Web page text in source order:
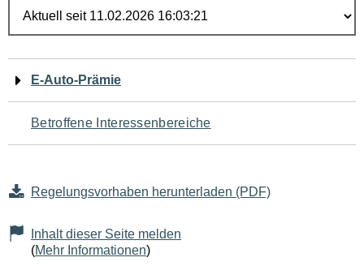
Navigation
für
den
Seiteninhalt
E-Auto-Prämie
Betroffene Interessenbereiche
Regelungsvorhaben herunterladen (PDF)
Inhalt dieser Seite melden
(Mehr Informationen)